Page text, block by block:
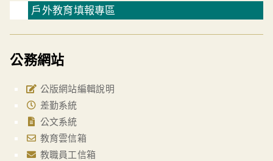
戶外教育填報專區
公務網站
公版網站編輯說明
差勤系統
公文系統
教育雲信箱
教職員工信箱